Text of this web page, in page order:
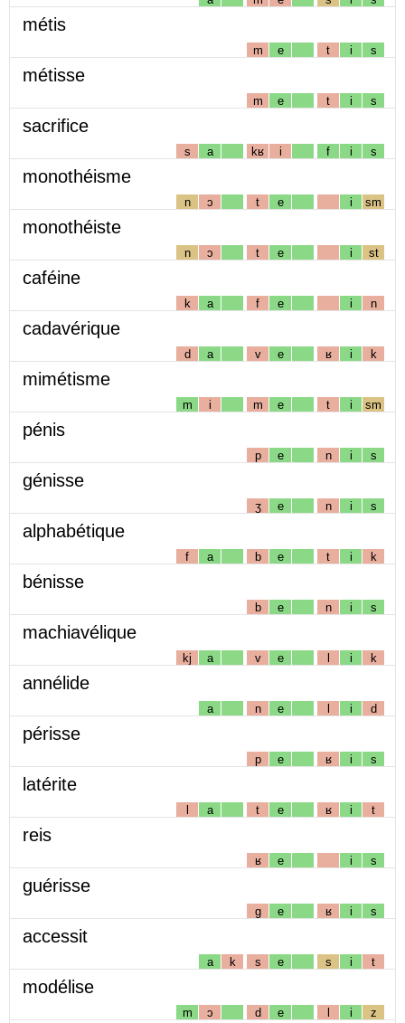
métis
m e t i s
métisse
m e t i s
sacrifice
s a kʁ i f i s
monothéisme
n ɔ t e i sm
monothéiste
n ɔ t e i st
caféine
k a f e i n
cadavérique
d a v e ʁ i k
mimétisme
m i m e t i sm
pénis
p e n i s
génisse
ʒ e n i s
alphabétique
f a b e t i k
bénisse
b e n i s
machiavélique
kj a v e l i k
annélide
a n e l i d
périsse
p e ʁ i s
latérite
l a t e ʁ i t
reis
ʁ e i s
guérisse
g e ʁ i s
accessit
a k s e s i t
modélise
m ɔ d e l i z